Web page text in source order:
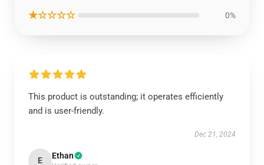
★☆☆☆☆ 0%
This product is outstanding; it operates efficiently
and is user-friendly.
Dec 21, 2024
E Ethan